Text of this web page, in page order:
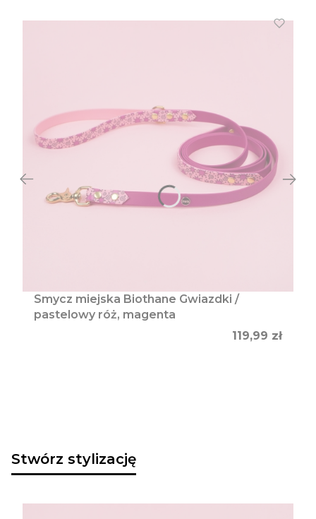
Smycz miejska Biothane Gwiazdki /
pastelowy róż, magenta
Cena
119,99 zł
Stwórz stylizację